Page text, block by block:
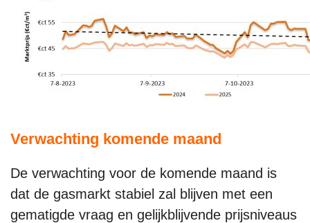
Verwachting komende maand
De verwachting voor de komende maand is
dat de gasmarkt stabiel zal blijven met een
gematigde vraag en gelijkblijvende prijsniveaus